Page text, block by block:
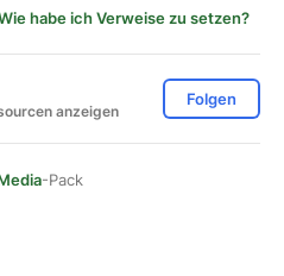
habe ich Verweise zu setzen?
anzeigen
Folgen
-Pack